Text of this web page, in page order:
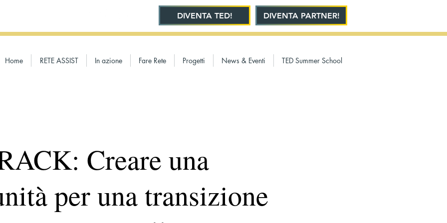
DIVENTA PARTNER!
DIVENTA TED!
Home RETE ASSIST In azione Fare Rete Progetti News & Eventi TED Summer School
Creare una
per una transizione